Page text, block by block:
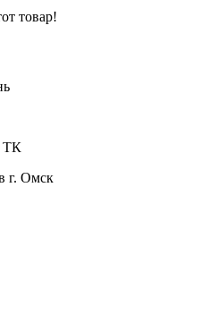
товар!
ТК
г. Омск